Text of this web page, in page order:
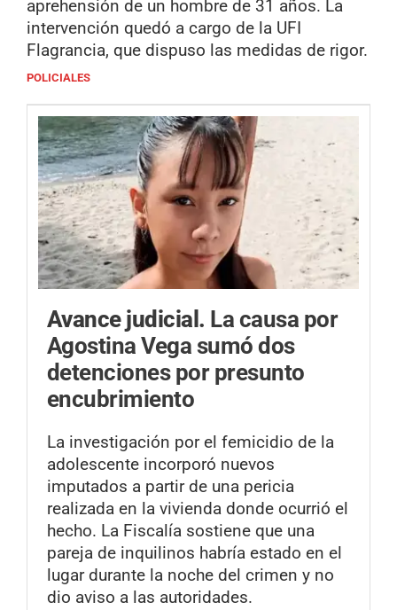
aprehensión de un hombre de 31 años. La
intervención quedó a cargo de la UFI
Flagrancia, que dispuso las medidas de rigor.
POLICIALES
Avance judicial. La causa por
Agostina Vega sumó dos
detenciones por presunto
encubrimiento
La investigación por el femicidio de la
adolescente incorporó nuevos
imputados a partir de una pericia
realizada en la vivienda donde ocurrió el
hecho. La Fiscalía sostiene que una
pareja de inquilinos habría estado en el
lugar durante la noche del crimen y no
dio aviso a las autoridades.